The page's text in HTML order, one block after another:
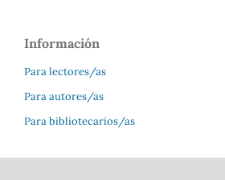
Información
Para lectores/as
Para autores/as
Para bibliotecarios/as